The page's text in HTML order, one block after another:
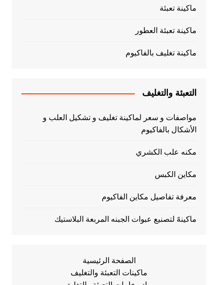
ماكينة تعبئة
ماكينة تعبئة العطور
ماكينة تغليف بالفاكيوم
التعبئة والتغليف
مواصفات و سعر لماكينة تغليف و تشكيل العلب و
الأشكال بالفاكيوم
مكنه علب الكشري
مكاين الكبس
معرفة تفاصيل مكاين الفاكيوم
ماكينهً لتصنيع عبوات الجبنه المربعة البلاستيك
الصفحة الرئيسية
ماكينات التعبئة والتغليف